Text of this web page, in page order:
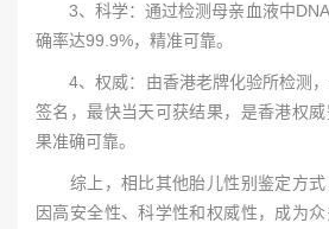
3、科学：通过检测母亲血液中DNA
确率达99.9%，精准可靠。
4、权威：由香港老牌化验所检测，
签名，最快当天可获结果，是香港权
果准确可靠。
综上，相比其他胎儿性别鉴定方式
因高安全性、科学性和权威性，成为